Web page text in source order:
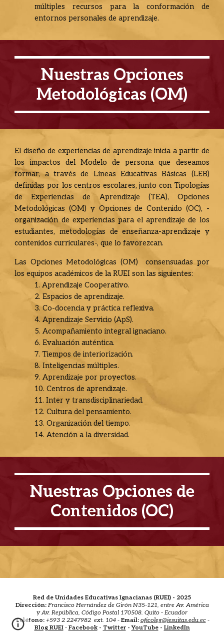
múltiples recursos para la conformación de
entornos personales de aprendizaje.
Nuestras Opciones
Metodológicas (OM)
El diseño de experiencias de aprendizaje inicia a partir de
los impactos del Modelo de persona que deseamos
formar, a través de Líneas Educativas Básicas (LEB)
definidas por los centros escolares, junto con Tipologías
de Experiencias de Aprendizaje (TEA), Opciones
Metodológicas (OM) y Opciones de Contenido (OC), -
organización de experiencias para el aprendizaje de los
estudiantes, metodologías de enseñanza-aprendizaje y
contenidos curriculares-, que lo favorezcan.
Las Opciones Metodológicas (OM) consensuadas por
los equipos académicos de la RUEI son las siguientes:
1. Aprendizaje Cooperativo.
2. Espacios de aprendizaje.
3. Co-docencia y práctica reflexiva.
4. Aprendizaje Servicio (ApS).
5. Acompañamiento integral ignaciano.
6. Evaluación auténtica.
7. Tiempos de interiorización.
8. Inteligencias múltiples.
9. Aprendizaje por proyectos.
10. Centros de aprendizaje.
11. Inter y transdisciplinariedad.
12. Cultura del pensamiento.
13. Organización del tiempo.
14. Atención a la diversidad.
Nuestras Opciones de
Contenidos (OC)
Red de Unidades Educativas Ignacianas (RUEI) - 2025
Dirección: Francisco Hernández de Girón N35-121, entre Av. América
y Av. República, Código Postal 170508. Quito - Ecuador
Teléfono: +593 2 2247982 ext. 104 - Email: oficoleg@jesuitas.edu.ec-
Blog RUEI - Facebook- Twitter-YouTube- LinkedIn